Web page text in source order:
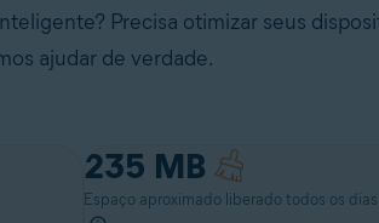
Precisa otimizar seus
ajudar de verdade.
235 MB
Espaço aproximado liberado todos os